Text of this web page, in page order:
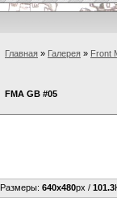
Главная » Галерея » Front
FMA GB #05
Размеры: 640x480px / 101.3